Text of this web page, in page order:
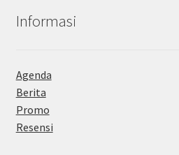
Informasi
Agenda
Berita
Promo
Resensi